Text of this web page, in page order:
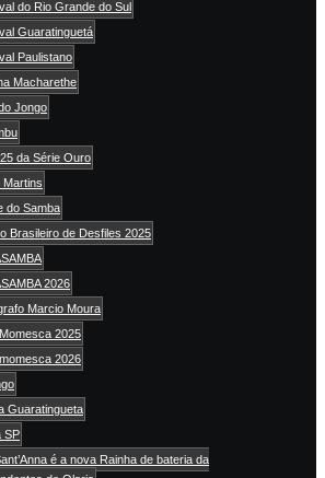
do Rio Grande do Sul
Guaratinguetá
Paulistano
Macharethe
Jongo
da Série Ouro
Martins
do Samba
Brasileiro de Desfiles 2025
2026
Marcio Moura
2025
2026
Guaratingueta
SP
é a nova Rainha de bateria da